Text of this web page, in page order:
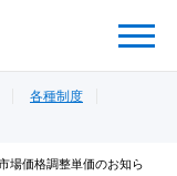
各種制度
場価格調整単価のお知ら